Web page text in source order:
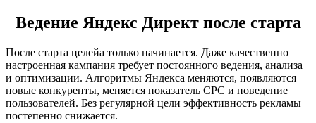
Ведение Яндекс Директ после старта
После старта целейа только начинается. Даже качественно
настроенная кампания требует постоянного ведения, анализа
и оптимизации. Алгоритмы Яндекса меняются, появляются
новые конкуренты, меняется показатель CPC и поведение
пользователей. Без регулярной цели эффективность рекламы
постепенно снижается.